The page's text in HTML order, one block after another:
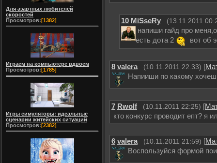
Для азартных любителей
скоростей
Просмотров:[1382]
Играем на компьютере вдвоем
Просмотров: [1785]
Игры симуляторы: идеальные
сценарии житейских ситуаций
Просмотров:[2382]
10 MiSseRy (13.11.2011
напиши гайд про
есть дота 2
вот об
8 valera (10.11.2011 22:33) [
Напииши по какому
7 Rwolf (10.11.2011 22:25) [
кто конкурс проводит епт? я
6 valera (10.11.2011 21:59) [
Воспользуйся формой